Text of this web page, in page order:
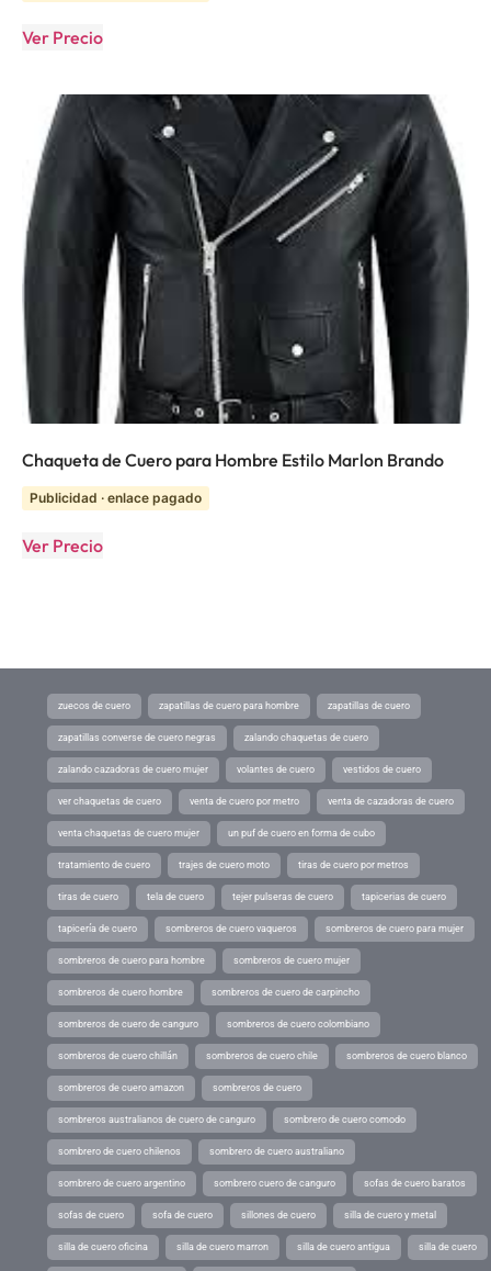
Ver Precio
Chaqueta de Cuero para Hombre Estilo Marlon Brando
Publicidad · enlace pagado
Ver Precio
zuecos de cuero zapatillas de cuero para hombre zapatillas de cuero
zapatillas converse de cuero negras zalando chaquetas de cuero
zalando cazadoras de cuero mujer volantes de cuero vestidos de cuero
ver chaquetas de cuero venta de cuero por metro venta de cazadoras de cuero
venta chaquetas de cuero mujer un puf de cuero en forma de cubo
tratamiento de cuero trajes de cuero moto tiras de cuero por metros
tiras de cuero tela de cuero tejer pulseras de cuero tapicerias de cuero
tapicería de cuero sombreros de cuero vaqueros sombreros de cuero para mujer
sombreros de cuero para hombre sombreros de cuero mujer
sombreros de cuero hombre sombreros de cuero de carpincho
sombreros de cuero de canguro sombreros de cuero colombiano
sombreros de cuero chillán sombreros de cuero chile sombreros de cuero blanco
sombreros de cuero amazon sombreros de cuero
sombreros australianos de cuero de canguro sombrero de cuero comodo
sombrero de cuero chilenos sombrero de cuero australiano
sombrero de cuero argentino sombrero cuero de canguro sofas de cuero baratos
sofas de cuero sofa de cuero sillones de cuero silla de cuero y metal
silla de cuero oficina silla de cuero marron silla de cuero antigua silla de cuero